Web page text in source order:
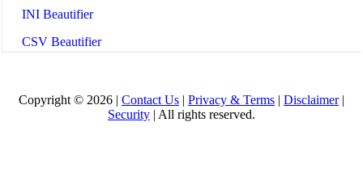
INI Beautifier
CSV Beautifier
Shell Script Beautifier
Batch Script Beautifier
Copyright © 2026 | Contact Us | Privacy & Terms | Disclaimer|
Security | All rights reserved.